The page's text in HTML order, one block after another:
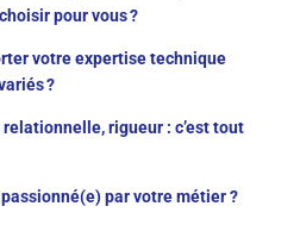
pour vous ?
votre expertise technique
?
rigueur : c’est tout
par votre métier ?